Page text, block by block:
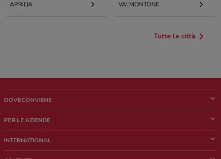
APRILIA VALMONTONE
Tutte le città
DOVECONVIENE
Chi siamo
PER LE AZIENDE
Richieste commerciali e marketing
INTERNATIONAL